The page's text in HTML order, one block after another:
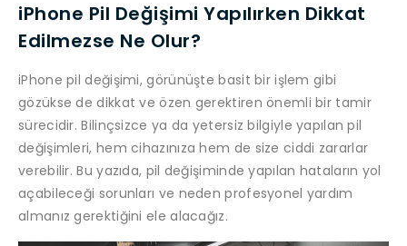
iPhone Pil Değişimi Yapılırken Dikkat
Edilmezse Ne Olur?
iPhone pil değişimi, görünüşte basit bir işlem gibi
gözükse de dikkat ve özen gerektiren önemli bir tamir
sürecidir. Bilinçsizce ya da yetersiz bilgiyle yapılan pil
değişimleri, hem cihazınıza hem de size ciddi zararlar
verebilir. Bu yazıda, pil değişiminde yapılan hataların yol
açabileceği sorunları ve neden profesyonel yardım
almanız gerektiğini ele alacağız.